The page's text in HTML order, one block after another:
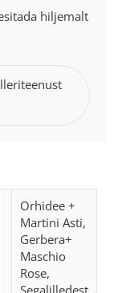
hiljemalt
Orhidee +
Martini Asti,
Gerbera+
Maschio
Rose,
Segalilledest